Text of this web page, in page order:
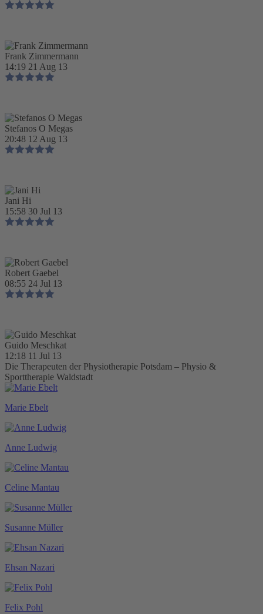
Frank Zimmermann
14:19 21 Aug 13
Stefanos O Megas
20:48 12 Aug 13
Jani Hi
15:58 30 Jul 13
Robert Gaebel
08:55 24 Jul 13
Guido Meschkat
12:18 11 Jul 13
Die Therapeuten der Physiotherapie Potsdam – Physio &
Sporttherapie Waldstadt
Marie Ebelt
Anne Ludwig
Celine Mantau
Susanne Müller
Ehsan Nazari
Felix Pohl